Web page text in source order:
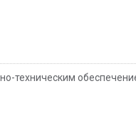
техническим